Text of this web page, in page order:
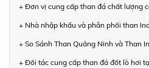
+ Đơn vị cung cấp than đá chất lượng
+ Nhà nhập khẩu và phân phối than
+ So Sánh Than Quảng Ninh và Than
+ Đối tác cung cấp than đá đốt lò hơi